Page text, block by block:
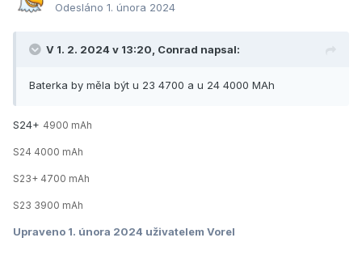
Odesláno 1. února 2024
V 1. 2. 2024 v 13:20, Conrad napsal:
Baterka by měla být u 23 4700 a u 24 4000 MAh
S24+ 4900 mAh
S24 4000 mAh
S23+ 4700 mAh
S23 3900 mAh
Upraveno 1. února 2024 uživatelem Vorel